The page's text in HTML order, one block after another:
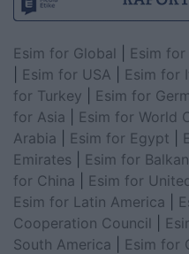
Esim for Global Esim
Esim for USA Esim for
for Turkey
Esim for
for Asia
Esim for World
Arabia
Esim for Egypt
Emirates
Esim for
for China
Esim for
Esim for Latin America
Cooperation Council
South America
Esim for